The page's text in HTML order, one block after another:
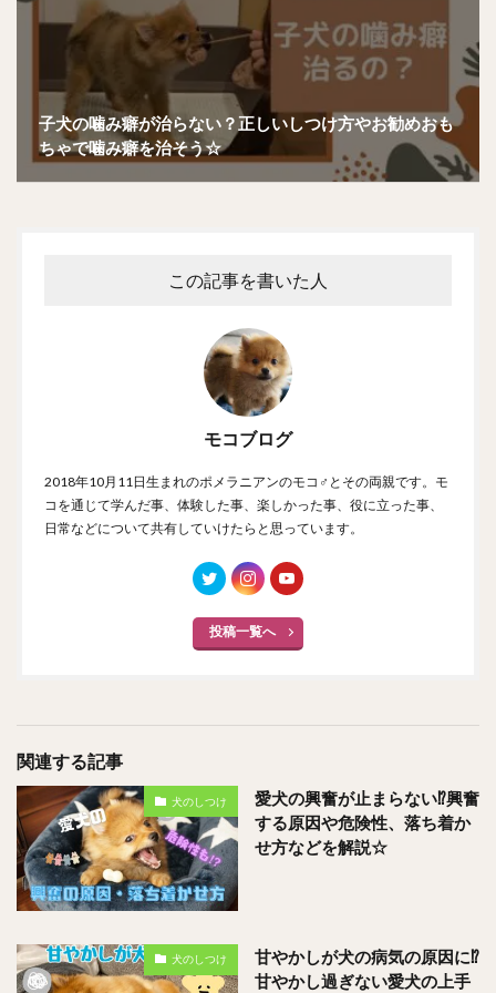
子犬の噛み癖が治らない？正しいしつけ方やお勧めおも
ちゃで噛み癖を治そう☆
この記事を書いた人
モコブログ
2018年10月11日生まれのポメラニアンのモコ♂とその両親です。モ
コを通じて学んだ事、体験した事、楽しかった事、役に立った事、
日常などについて共有していけたらと思っています。
投稿一覧へ
関連する記事
犬のしつけ
愛犬の興奮が止まらない⁉︎興奮
する原因や危険性、落ち着か
せ方などを解説☆
犬のしつけ
甘やかしが犬の病気の原因に⁉︎
甘やかし過ぎない愛犬の上手